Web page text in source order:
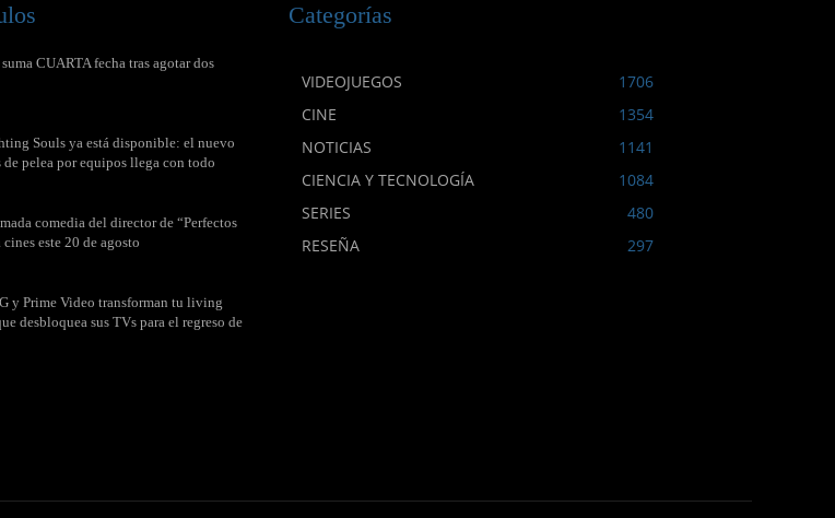
CUARTA fecha tras agotar dos
Souls ya está disponible: el nuevo
de pelea por equipos llega con todo
comedia del director de “Perfectos
este 20 de agosto
y Prime Video transforman tu living
desbloquea sus TVs para el regreso de
Categorías
VIDEOJUEGOS
1706
CINE
1354
NOTICIAS
1141
CIENCIA Y TECNOLOGÍA
1084
SERIES
480
RESEÑA
297